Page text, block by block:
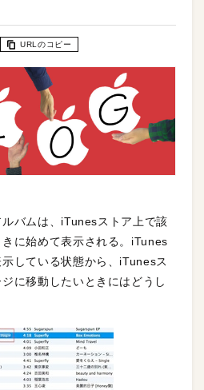
URLのコピー
バムは、iTunesストア上で該
に始めて表示される。iTunes
している状態から、iTunesス
に移動したいときにはどうし